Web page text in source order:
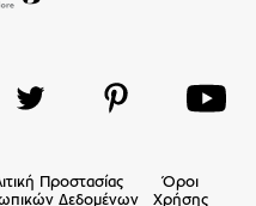
Προστασίας
Δεδομένων
Όροι
Χρήσης